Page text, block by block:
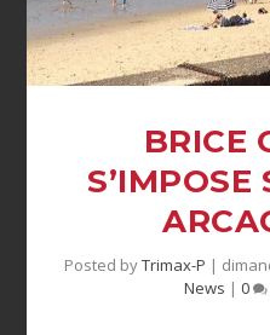
BRICE
S’IMPOSE
Posted byTrimax-P |
News | 0